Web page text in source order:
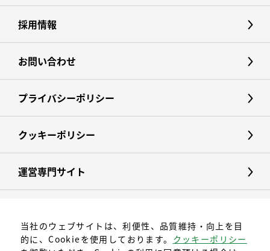
当社のウェブサイトは、利便性、品質維持・向上を目
的に、Cookieを使用しております。 クッキーポリシー
採用情報
お問い合わせ
プライバシーポリシー
クッキーポリシー
運営専門サイト